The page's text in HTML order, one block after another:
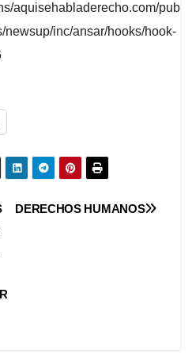
aquisehabladerecho.com/pub
newsup/inc/ansar/hooks/hook-
DERECHOS HUMANOS